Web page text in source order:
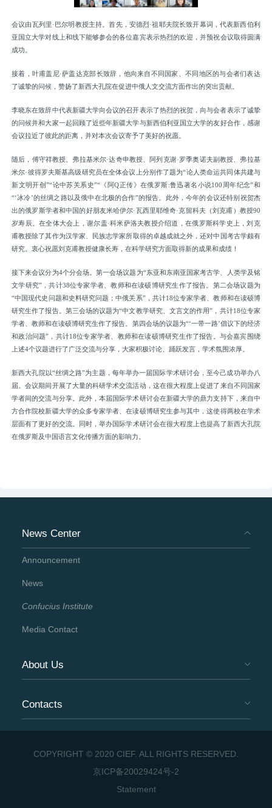
会议由瓦列里·巴尔明教授主持。首先，安德烈·祖耶夫院长致开幕词，代表新西伯利
亚国立大学对线上和线下能够参会的各位嘉宾表示热烈的欢迎，并预祝会议取得圆满
成功。
接着，叶甫盖尼·萨盖达克部长致辞，他向来自不同国家、不同地区的与会者们表达
了诚挚的问候，赞扬了新西大孔院在促进中俄人文交流方面作出的突出贡献。
李晓东在致辞中代表新疆大学向会议的召开表示了热烈的祝贺，向与会者表示了诚挚
的问候并和大家一起回顾了近些年新疆大学与新西伯利亚国立大学的友好合作，感谢
会议拉近了彼此的距离，并对本次会议寄予了美好的祝愿。
随后，傅守祥教授、 弗拉基米尔·达奇申教授、阿列克谢·罗季奥诺夫副教授 、弗拉基
米尔·彼得罗夫斯基高级研究员在全体会议上分别作了题为“论人类命运共同体共建与
新文明开创”“论中苏关系史”“《阿Q正传》在俄罗斯:鲁迅著名小说100周年纪念”和
“‘冰冷’的丝绸之路以及俄中在北极的合作”的报告。此外，今年的会议还特别祝贺杰
出的俄罗斯学者和中国的好朋友米哈伊尔·瓦西里耶维奇·克留科夫（刘克甫）教授90
岁寿辰 。在全体大会上，谢尔盖·科米萨洛夫教授介绍道 ，在俄罗斯科学史上，刘克
甫教授除了其作为汉学家、民族志学家所取得的卓越成就之外，还对中国考古学颇有
研究。衷心祝愿刘克甫教授健康长寿，在科学研究方面取得新的成果和成绩！
接下来会议分为4个分会场。第一会场议题为“东亚和东南亚国家考古学、人类学及铭
文学研究”，共计38位专家学者、教师和在读硕博研究生作了报告。 第二会场议题为
“中国现代史问题和史料研究问题；中俄关系”，共计18位专家学者、教师和在读硕博
研究生作了报告。 第三会场的议题为“中文教学研究、文言文的作用”，共计18位专家
学者、教师和在读硕博研究生作了报告。 第四会场的议题为“‘一带一路’倡议下的经济
和政治问题”，共计18位专家学者、教师和在读硕博研究生作了报告。 与会嘉宾围绕
上述4个议题进行了广泛交流与分享，大家积极讨论、踊跃发言，学术氛围浓厚。
新西大孔院以“丝绸之路”为主题，每年举办一届国际学术研讨会，至今己成功举办八
届。会议期间开展了大量的科研学术交流活动，这在很大程度上促进了来自不同国家
学者间的交流与分享。此外，本届国际学术研讨会在新疆大学的鼎力支持下，来自中
方合作院校新疆大学的众多专家学者、在读硕博研究生参与其中，这使得两校在学术
层面有了更好的交流 。同时，举办国际学术研讨会在很大程度上也提高了新西大孔院
在俄罗斯及中国语言文化传播方面的影响力。
News Center
Announcement
News
Confucius Institute
Media Contact
About Us
Contacts
COPYRIGHT © 2020 CIEF. ALL RIGHTS RESERVED.
京ICP备20029424号-2
Statement